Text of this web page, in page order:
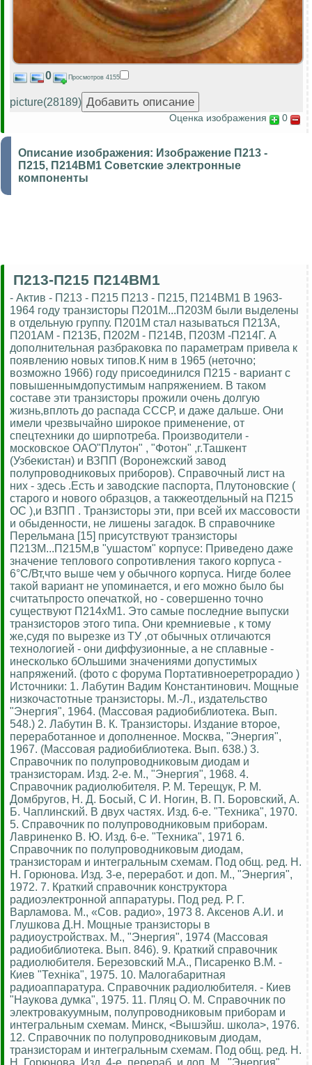
0 Просмотров 4155
picture(28189)
Оценка изображения 0
Описание изображения: Изображение П213 -
П215, П214ВМ1 Советские электронные
компоненты
П213-П215 П214ВМ1
- Актив - П213 - П215 П213 - П215, П214ВМ1 В 1963-
1964 году транзисторы П201М...П203М были выделены
в отдельную группу. П201М стал называться П213А,
П201АМ - П213Б, П202М - П214В, П203М -П214Г. А
дополнительная разбраковка по параметрам привела к
появлению новых типов.К ним в 1965 (неточно;
возможно 1966) году присоединился П215 - вариант с
повышеннымдопустимым напряжением. В таком
составе эти транзисторы прожили очень долгую
жизнь,вплоть до распада СССР, и даже дальше. Они
имели чрезвычайно широкое применение, от
спецтехники до ширпотреба. Производители -
московское ОАО"Плутон" , "Фотон" ,г.Ташкент
(Узбекистан) и ВЗПП (Воронежский завод
полупроводниковых приборов). Справочный лист на
них - здесь .Есть и заводские паспорта, Плутоновские (
старого и нового образцов, а такжеотдельный на П215
ОС ),и ВЗПП . Транзисторы эти, при всей их массовости
и обыденности, не лишены загадок. В справочнике
Перельмана [15] присутствуют транзисторы
П213М...П215М,в "ушастом" корпусе: Приведено даже
значение теплового сопротивления такого корпуса -
6°С/Вт,что выше чем у обычного корпуса. Нигде более
такой вариант не упоминается, и его можно было бы
считатьпросто опечаткой, но - совершенно точно
существуют П214хМ1. Это самые последние выпуски
транзисторов этого типа. Они кремниевые , к тому
же,судя по вырезке из ТУ ,от обычных отличаются
технологией - они диффузионные, а не сплавные -
инесколько бОльшими значениями допустимых
напряжений. (фото с форума Портативноеретрорадио )
Источники: 1. Лабутин Вадим Константинович. Мощные
низкочастотные транзисторы. М.-Л., издательство
"Энергия", 1964. (Массовая радиобиблиотека. Вып.
548.) 2. Лабутин В. К. Транзисторы. Издание второе,
переработанное и дополненное. Москва, "Энергия",
1967. (Массовая радиобиблиотека. Вып. 638.) 3.
Справочник по полупроводниковым диодам и
транзисторам. Изд. 2-е. М., "Энергия", 1968. 4.
Справочник радиолюбителя. Р. М. Терещук, Р. М.
Домбругов, Н. Д. Босый, С И. Ногин, В. П. Боровский, А.
Б. Чаплинский. В двух частях. Изд. 6-е. "Техника", 1970.
5. Справочник по полупроводниковым приборам.
Лавриненко В. Ю. Изд. 6-е. "Техника", 1971 6.
Справочник по полупроводниковым диодам,
транзисторам и интегральным схемам. Под общ. ред. Н.
Н. Горюнова. Изд. 3-е, переработ. и доп. М., "Энергия",
1972. 7. Краткий справочник конструктора
радиоэлектронной аппаратуры. Под ред. Р. Г.
Варламова. М., «Сов. радио», 1973 8. Аксенов А.И. и
Глушкова Д.Н. Мощные транзисторы в
радиоустройствах. М., "Энергия", 1974 (Массовая
радиобиблиотека. Вып. 846). 9. Краткий справочник
радиолюбителя. Березовский М.А., Писаренко В.М. -
Киев "Технiка", 1975. 10. Малогабаритная
радиоаппаратура. Справочник радиолюбителя. - Киев
"Наукова думка", 1975. 11. Пляц О. М. Справочник по
электровакуумным, полупроводниковым приборам и
интегральным схемам. Минск, <Вышэйш. школа>, 1976.
12. Справочник по полупроводниковым диодам,
транзисторам и интегральным схемам. Под общ. ред. Н.
Н. Горюнова. Изд. 4-е, перераб. и доп. М., "Энергия",